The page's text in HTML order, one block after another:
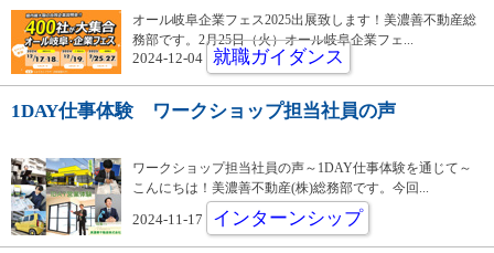
オール岐阜企業フェス2025出展致します！美濃善不動産総
務部です。2月25日（火）オール岐阜企業フェ...
2024-12-04
就職ガイダンス
1DAY仕事体験 ワークショップ担当社員の声
ワークショップ担当社員の声～1DAY仕事体験を通じて～
こんにちは！美濃善不動産(株)総務部です。今回...
2024-11-17 インターンシップ